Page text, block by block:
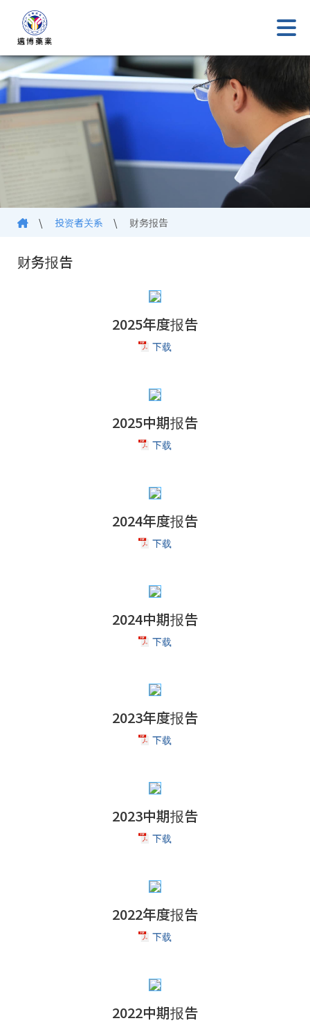
\ 投资者关系 \ 财务报告
财务报告
2025年度报告
下载
2025中期报告
下载
2024年度报告
下载
2024中期报告
下载
2023年度报告
下载
2023中期报告
下载
2022年度报告
下载
2022中期报告